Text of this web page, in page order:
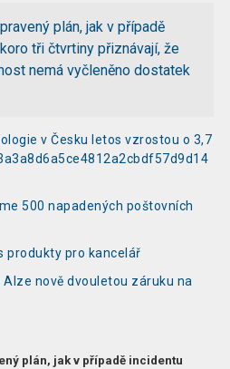
plán, jak v případě
tři čtvrtiny přiznávají, že
nemá vyčleněno dostatek
v Česku letos vzrostou o 3,7
500 napadených poštovních
produkty pro kancelář
nově dvouletou záruku na
plán, jak v případě incidentu